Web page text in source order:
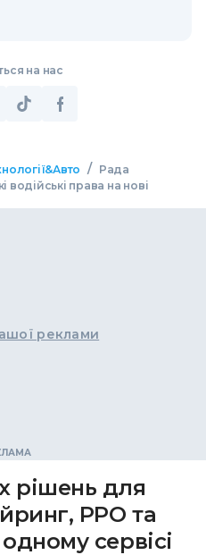
на нас
/
Рада
водійські права на нові
реклами
рішень для
РРО та
сервісі